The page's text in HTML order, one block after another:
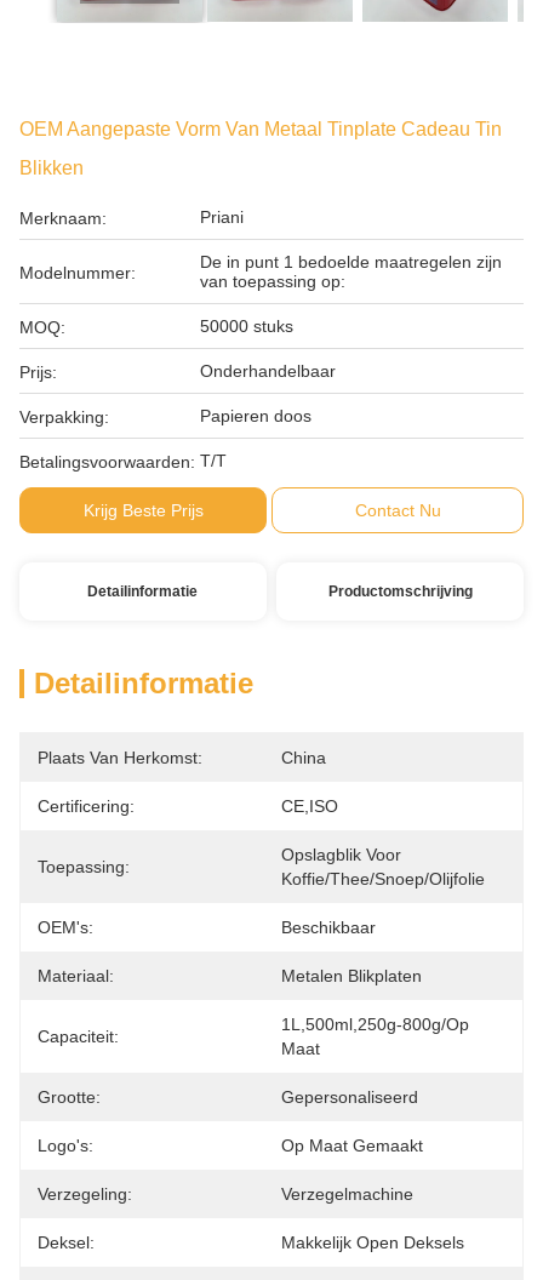
OEM Aangepaste Vorm Van Metaal Tinplate Cadeau Tin
Blikken
Merknaam: Priani
Modelnummer:
De in punt 1 bedoelde maatregelen zijn
van toepassing op:
MOQ: 50000 stuks
Prijs: Onderhandelbaar
Verpakking: Papieren doos
Betalingsvoorwaarden: T/T
Krijg Beste Prijs Contact Nu
Detailinformatie Productomschrijving
Detailinformatie
Plaats Van Herkomst: China
Certificering: CE,ISO
Toepassing:
Opslagblik Voor
Koffie/thee/snoep/olijfolie
OEM's: Beschikbaar
Materiaal: Metalen Blikplaten
Capaciteit:
1L,500ml,250g-800g/op
Maat
Grootte: Gepersonaliseerd
Logo's: Op Maat Gemaakt
Verzegeling: Verzegelmachine
Deksel: Makkelijk Open Deksels